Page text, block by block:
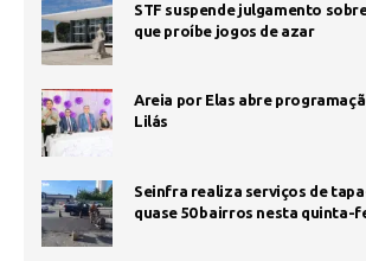
STF suspende julgamento
que proíbe jogos de azar
Areia por Elas abre
Lilás
Seinfra realiza serviços de
quase 50 bairros nesta quinta-